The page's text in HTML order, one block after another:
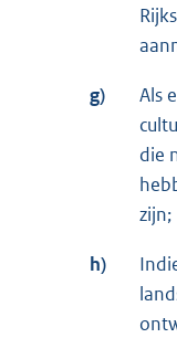
g)
Als
die
zijn;
h)